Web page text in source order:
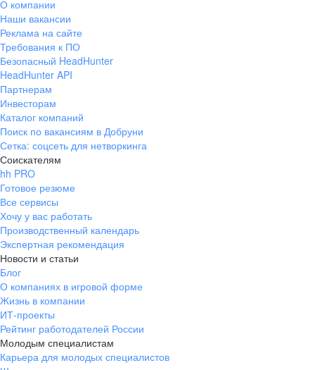
О компании
Наши вакансии
Реклама на сайте
Требования к ПО
Безопасный HeadHunter
HeadHunter API
Партнерам
Инвесторам
Каталог компаний
Поиск по вакансиям в Добруни
Сетка: соцсеть для нетворкинга
Соискателям
hh PRO
Готовое резюме
Все сервисы
Хочу у вас работать
Производственный календарь
Экспертная рекомендация
Новости и статьи
Блог
О компаниях в игровой форме
Жизнь в компании
ИТ-проекты
Рейтинг работодателей России
Молодым специалистам
Карьера для молодых специалистов